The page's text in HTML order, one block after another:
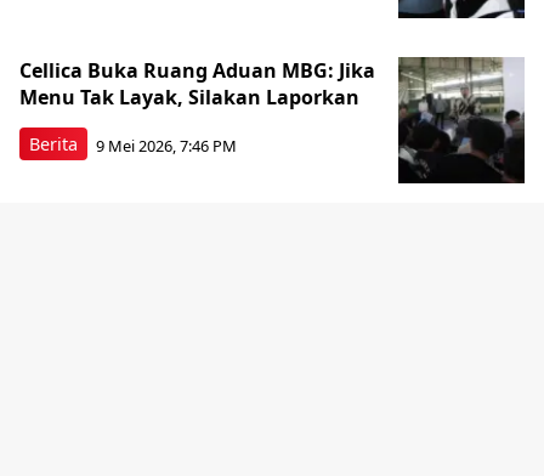
Berita
Cellica Buka Ruang Aduan MBG: Jika
Menu Tak Layak, Silakan Laporkan
9 Mei 2026, 7:46 PM